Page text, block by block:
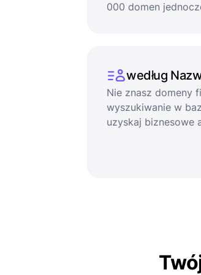
000 domen
według
Nie znasz domeny
wyszukiwanie w
uzyskaj biznesowe